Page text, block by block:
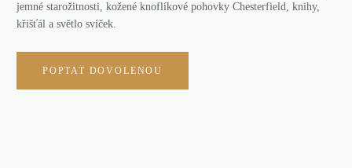
jemné starožitnosti, kožené knoflíkové pohovky Chesterfield, knihy,
křišťál a světlo svíček.
POPTAT DOVOLENOU